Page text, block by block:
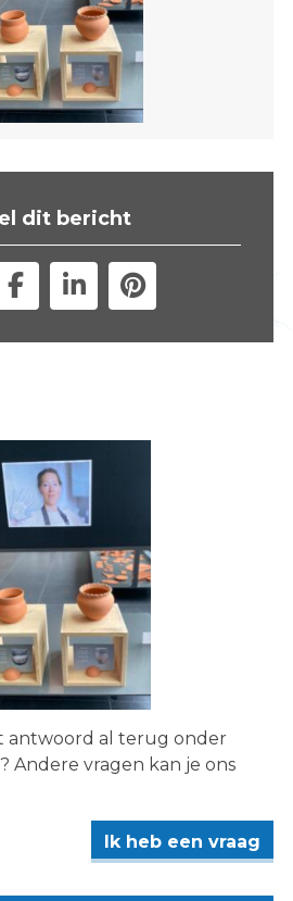
dit bericht
antwoord al terug onder
Andere vragen kan je ons
Ik heb een vraag